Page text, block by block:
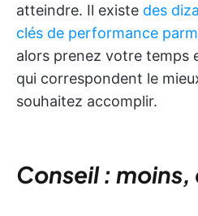
atteindre. Il existe des
clés de performance
alors prenez votre temps
qui correspondent le
souhaitez accomplir.
Conseil :